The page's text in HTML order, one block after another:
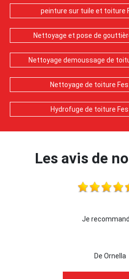
peinture sur tuile et toiture
Nettoyage et pose de
Nettoyage demoussage de
Nettoyage de toiture
Hydrofuge de toiture
Les avis de